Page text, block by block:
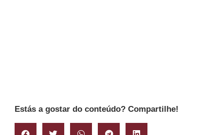
Estás a gostar do conteúdo? Compartilhe!